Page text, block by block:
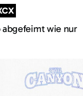
abgefeimt wie nur